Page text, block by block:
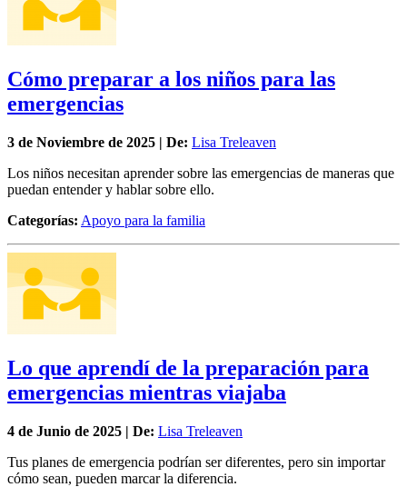
Cómo preparar a los niños para las
emergencias
3 de Noviembre de 2025 | De: Lisa Treleaven
Los niños necesitan aprender sobre las emergencias de maneras que
puedan entender y hablar sobre ello.
Categorías: Apoyo para la familia
Lo que aprendí de la preparación para
emergencias mientras viajaba
4 de Junio de 2025 | De: Lisa Treleaven
Tus planes de emergencia podrían ser diferentes, pero sin importar
cómo sean, pueden marcar la diferencia.